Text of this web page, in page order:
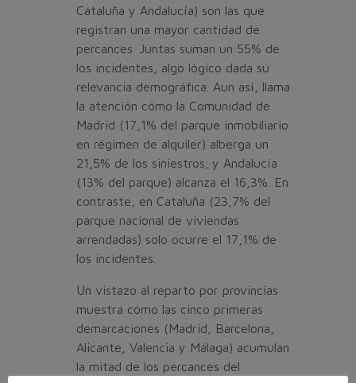
Cataluña y Andalucía) son las que
registran una mayor cantidad de
percances. Juntas suman un 55% de
los incidentes, algo lógico dada su
relevancia demográfica. Aun así, llama
la atención cómo la Comunidad de
Madrid (17,1% del parque inmobiliario
en régimen de alquiler) alberga un
21,5% de los siniestros; y Andalucía
(13% del parque) alcanza el 16,3%. En
contraste, en Cataluña (23,7% del
parque nacional de viviendas
arrendadas) solo ocurre el 17,1% de
los incidentes.
Un vistazo al reparto por provincias
muestra cómo las cinco primeras
demarcaciones (Madrid, Barcelona,
Alicante, Valencia y Málaga) acumulan
la mitad de los percances del